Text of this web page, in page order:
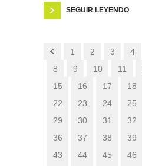
SEGUIR LEYENDO
1 2 3 4
8
9 10 11
15
16 17 18
22
23 24 25
29
30 31 32
36
37 38 39
43
44 45 46